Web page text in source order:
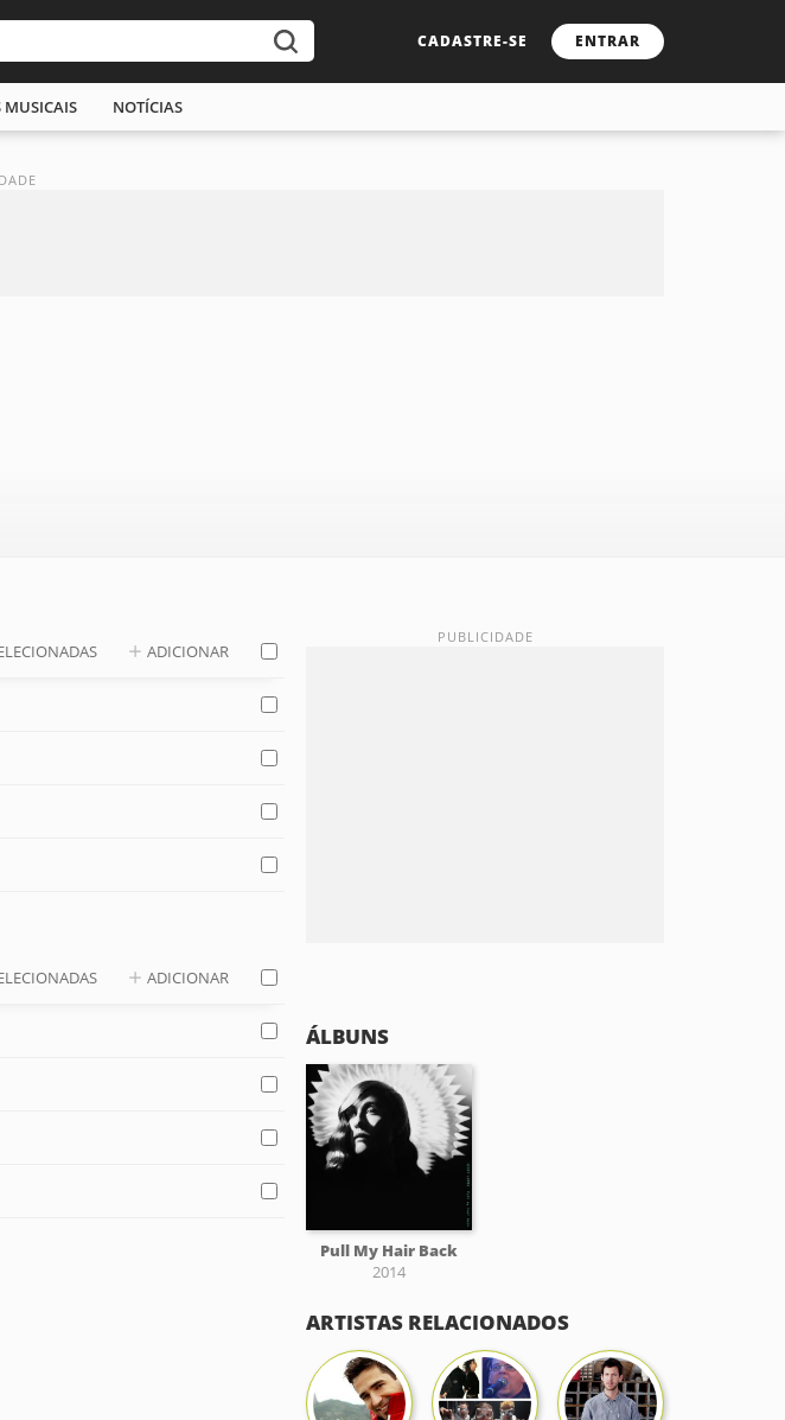
CADASTRE-SE ENTRAR
MUSICAIS NOTÍCIAS
ADICIONAR
ADICIONAR
ÁLBUNS
Pull My Hair Back
2014
ARTISTAS RELACIONADOS